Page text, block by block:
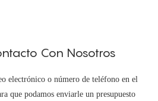
Con Nosotros
electrónico o número de teléfono en el
que podamos enviarle un presupuesto